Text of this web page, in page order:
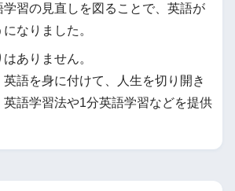
学習の見直しを図ることで、英語が
なりました。
ありません。
語を身に付けて、人生を切り開き
英語学習法や1分英語学習などを提供